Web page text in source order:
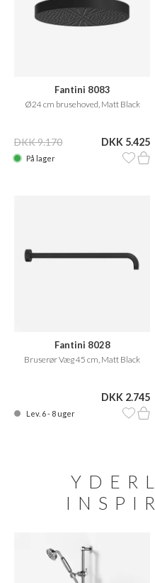
Fantini 8083
Ø24 cm brusehoved, Matt Black
DKK 9.170 DKK 5.425
På lager
Fantini 8028
Bruserør Væg 45 cm, Matt Black
DKK 2.745
Lev. 6 - 8 uger